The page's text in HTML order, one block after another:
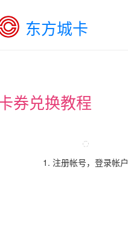
东方城卡
券兑换教程
1. 注册帐号，登录帐户